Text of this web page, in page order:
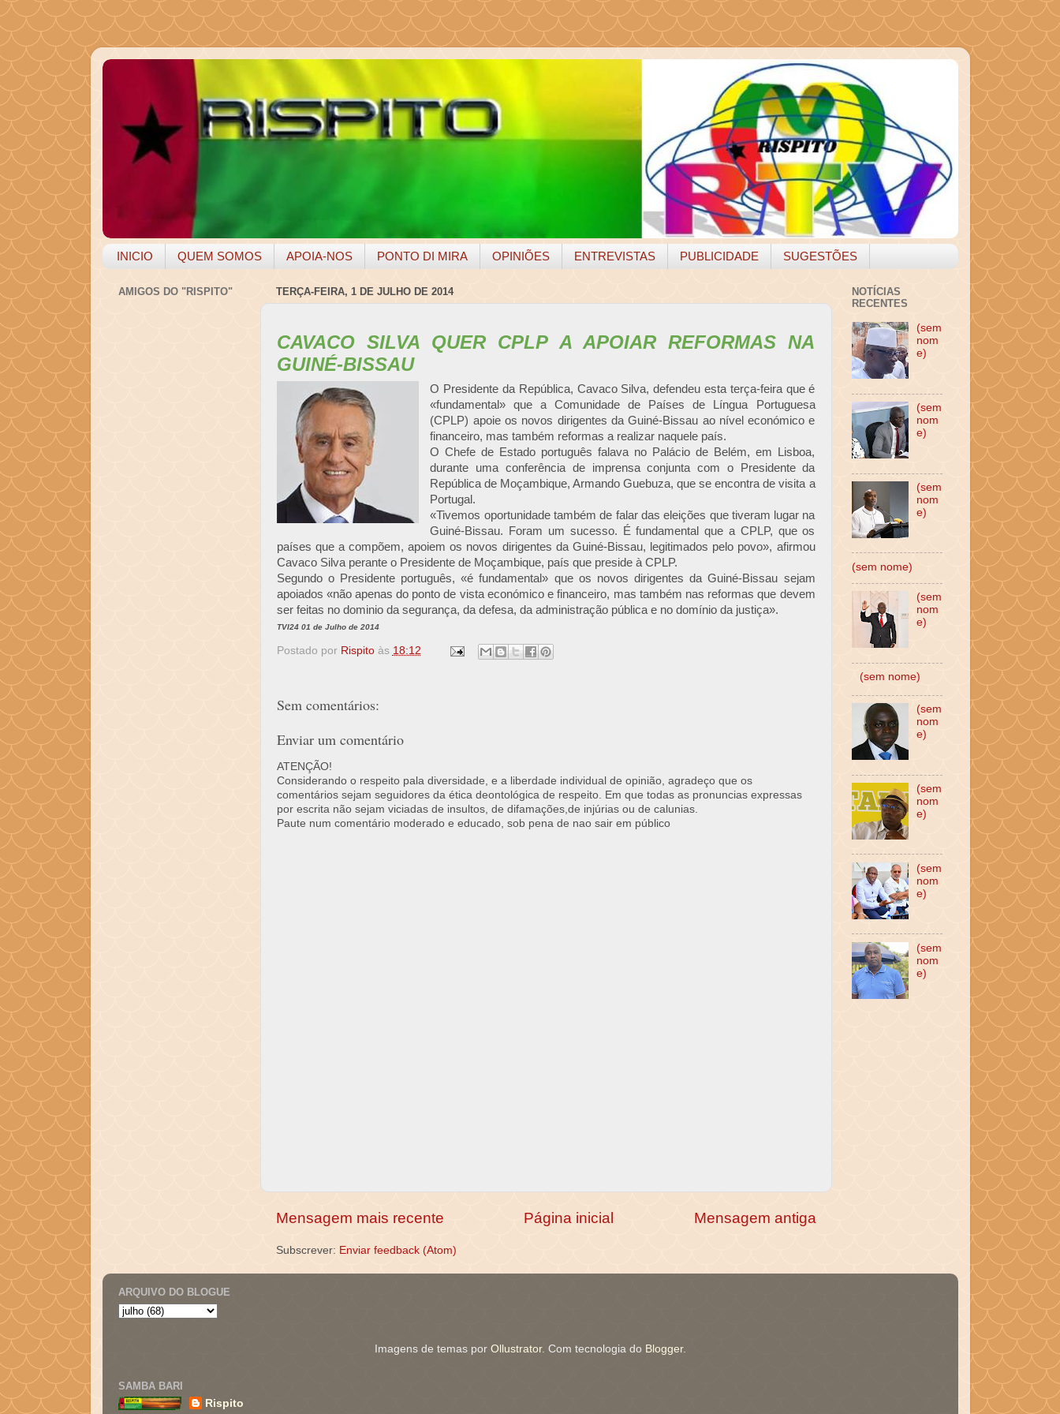
INICIO QUEM SOMOS APOIA-NOS PONTO DI MIRA OPINIÕES ENTREVISTAS PUBLICIDADE SUGESTÕES
TERÇA-FEIRA, 1 DE JULHO DE 2014
CAVACO SILVA QUER CPLP A APOIAR REFORMAS NA
GUINÉ-BISSAU
O Presidente da República, Cavaco Silva, defendeu esta terça-feira que é
«fundamental» que a Comunidade de Países de Língua Portuguesa
(CPLP) apoie os novos dirigentes da Guiné-Bissau ao nível económico e
financeiro, mas também reformas a realizar naquele país.
O Chefe de Estado português falava no Palácio de Belém, em Lisboa,
durante uma conferência de imprensa conjunta com o Presidente da
República de Moçambique, Armando Guebuza, que se encontra de visita a
Portugal.
«Tivemos oportunidade também de falar das eleições que tiveram lugar na
Guiné-Bissau. Foram um sucesso. É fundamental que a CPLP, que os
países que a compõem, apoiem os novos dirigentes da Guiné-Bissau, legitimados pelo povo», afirmou
Cavaco Silva perante o Presidente de Moçambique, país que preside à CPLP.
Segundo o Presidente português, «é fundamental» que os novos dirigentes da Guiné-Bissau sejam
apoiados «não apenas do ponto de vista económico e financeiro, mas também nas reformas que devem
ser feitas no dominio da segurança, da defesa, da administração pública e no domínio da justiça».
TVI24 01 de Julho de 2014
Postado por Rispito às 18:12
Sem comentários:
Enviar um comentário
ATENÇÃO!
Considerando o respeito pala diversidade, e a liberdade individual de opinião, agradeço que os
comentários sejam seguidores da ética deontológica de respeito. Em que todas as pronuncias expressas
por escrita não sejam viciadas de insultos, de difamações,de injúrias ou de calunias.
Paute num comentário moderado e educado, sob pena de nao sair em público
Mensagem mais recente Mensagem antiga
Página inicial
Subscrever: Enviar feedback (Atom)
AMIGOS DO "RISPITO"
NOTÍCIAS
RECENTES
(sem
nom
e)
(sem
nom
e)
(sem
nom
e)
(sem nome)
(sem
nom
e)
(sem nome)
(sem
nom
e)
(sem
nom
e)
(sem
nom
e)
(sem
nom
e)
ARQUIVO DO BLOGUE
Imagens de temas por Ollustrator. Com tecnologia do Blogger.
SAMBA BARI
Rispito